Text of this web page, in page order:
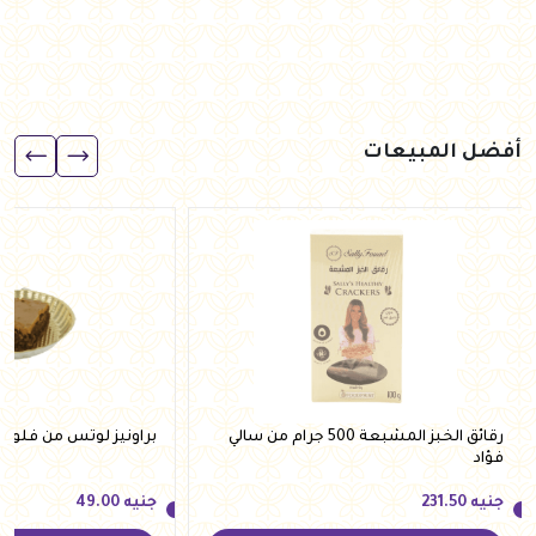
أفضل المبيعات
رقائق الخبز المشبعة 500 جرام من سالي
فؤاد
جنيه 231.50
براونيز لوتس من
جنيه 49.00